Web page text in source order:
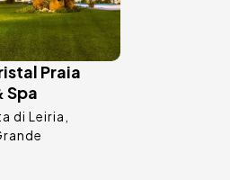
Praia
Spa
di Leiria